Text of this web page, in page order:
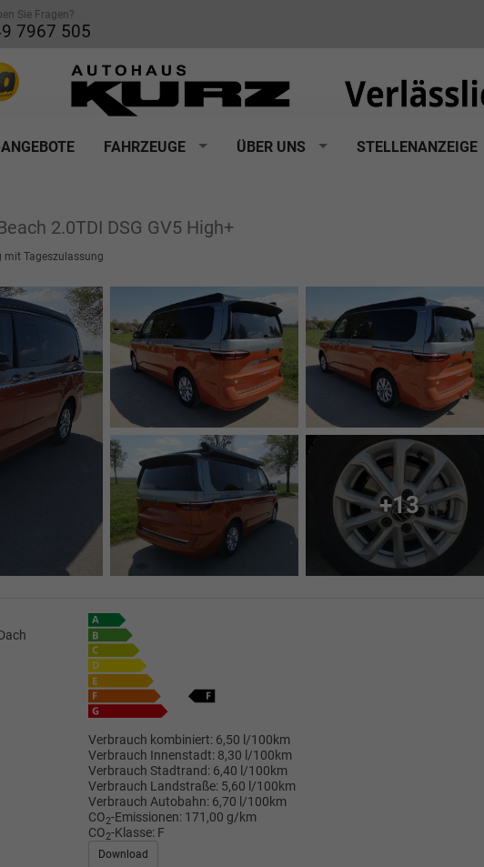
Sie Fragen?
7967 505
FAHRZEUGE ÜBER UNS STELLENANZEIGE
2.0TDI DSG GV5 High+
mit Tageszulassung
+13
Verbrauch kombiniert: 6,50 l/100km
Verbrauch Innenstadt: 8,30 l/100km
Verbrauch Stadtrand: 6,40 l/100km
Verbrauch Landstraße: 5,60 l/100km
Verbrauch Autobahn: 6,70 l/100km
CO2-Emissionen: 171,00 g/km
CO2-Klasse: F
Download